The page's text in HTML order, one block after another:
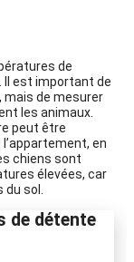
de
est important de
mais de mesurer
les animaux.
peut être
en
chiens sont
élevées, car
sol.
de détente